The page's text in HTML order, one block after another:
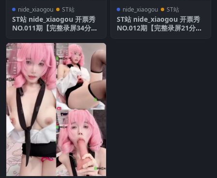
nide_xiaogou ST站
ST站 nide_xiaogou 开票秀
NO.011期【完整录屏34分
nide_xiaogou ST站
ST站 nide_xiaogou 开票秀
NO.012期【完整录屏21分